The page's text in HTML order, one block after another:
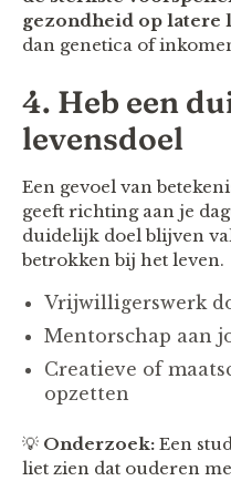
gezondheid op latere
dan genetica of
4. Heb een
levensdoel
Een gevoel van
geeft richting aan je
duidelijk doel blijven
betrokken bij het leven.
Vrijwilligerswerk
Mentorschap aan
Creatieve of
opzetten
💡 Onderzoek: Een
liet zien dat ouderen